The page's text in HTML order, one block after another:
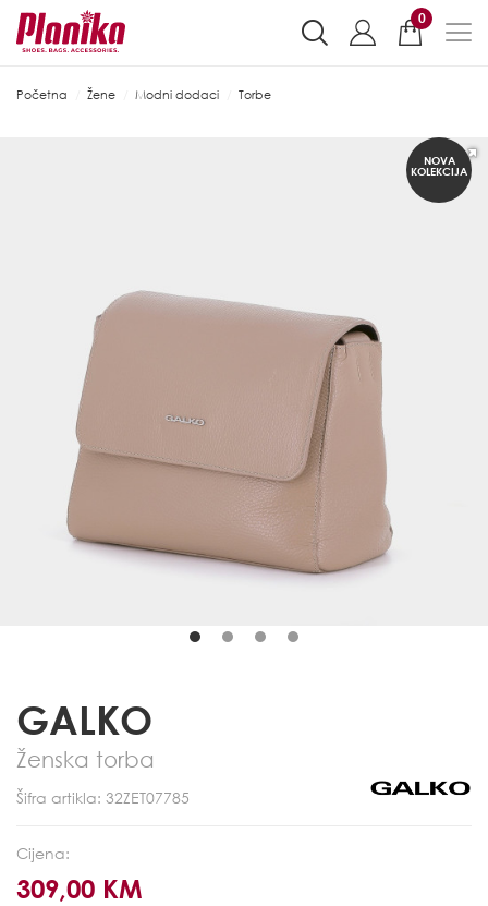
0
Početna Žene Modni dodaci Torbe
NOVA
KOLEKCIJA
GALKO
Ženska torba
Šifra artikla: 32ZET07785
Cijena:
309,00 KM